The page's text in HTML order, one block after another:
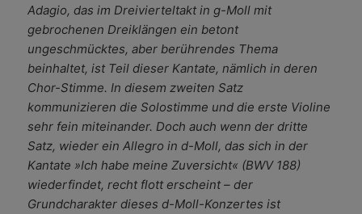
Adagio, das im Dreivierteltakt in g-Moll mit
gebrochenen Dreiklängen ein betont
ungeschmücktes, aber berührendes Thema
beinhaltet, ist Teil dieser Kantate, nämlich in deren
Chor-Stimme. In diesem zweiten Satz
kommunizieren die Solostimme und die erste Violine
sehr fein miteinander. Doch auch wenn der dritte
Satz, wieder ein Allegro in d-Moll, das sich in der
Kantate »Ich habe meine Zuversicht« (BWV 188)
wiederfindet, recht flott erscheint – der
Grundcharakter dieses d-Moll-Konzertes ist